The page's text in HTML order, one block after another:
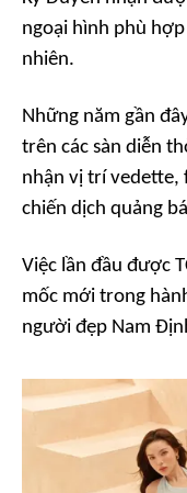
ngoại hình phù
nhiên.
Những năm gần
trên các sàn diễn
nhận vị trí vedette,
chiến dịch quảng
Việc lần đầu được
mốc mới trong
người đẹp Nam